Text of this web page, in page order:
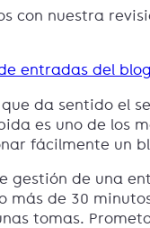
con nuestra
entradas del
da sentido el
es uno de los
fácilmente un
gestión de una
más de 30
tomas.